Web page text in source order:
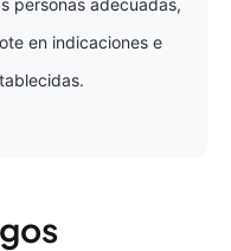
personas adecuadas,
en indicaciones e